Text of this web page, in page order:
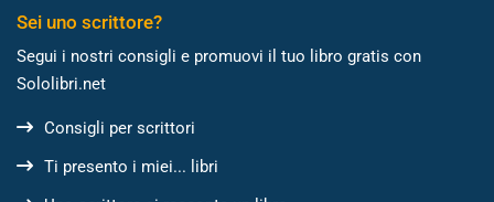
Sei uno scrittore?
Segui i nostri consigli e promuovi il tuo libro gratis con
Sololibri.net
Consigli per scrittori
Ti presento i miei... libri